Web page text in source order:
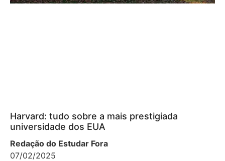
Harvard: tudo sobre a mais prestigiada
universidade dos EUA
Redação do Estudar Fora
07/02/2025